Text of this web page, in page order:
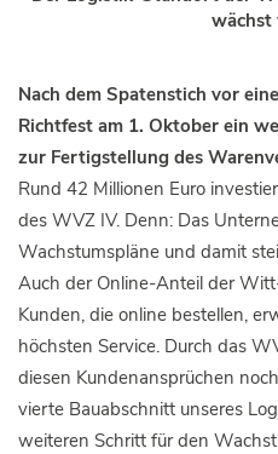
wächst
Nach dem Spatenstich vor
Richtfest am 1. Oktober ein
zur Fertigstellung des
Rund 42 Millionen Euro
des WVZ IV. Denn: Das
Wachstumspläne und damit
Auch der Online-Anteil der
Kunden, die online bestellen,
höchsten Service. Durch das
diesen Kundenansprüchen
vierte Bauabschnitt unseres
weiteren Schritt für den